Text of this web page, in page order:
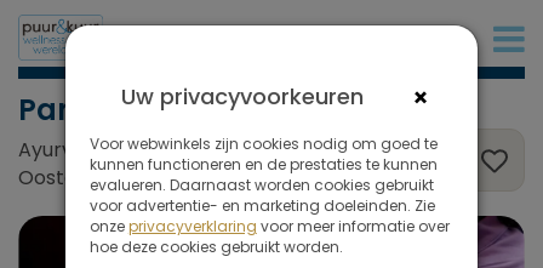
Panchakarma
Ayurveda Resort Mandira, Bad Waltersdorf,
Oostenrijk
×
Uw privacyvoorkeuren
Voor webwinkels zijn cookies nodig om goed te
kunnen functioneren en de prestaties te kunnen
evalueren. Daarnaast worden cookies gebruikt
voor advertentie- en marketing doeleinden. Zie
onzeprivacyverklaring voor meer informatie over
hoe deze cookies gebruikt worden.